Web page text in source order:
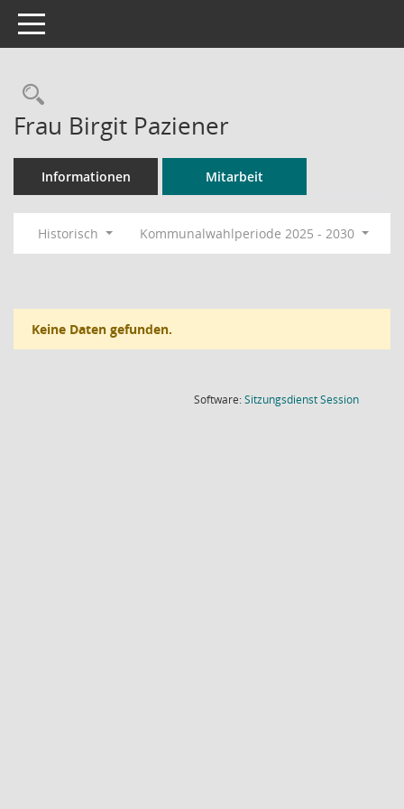
Toggle navigation
Rechercheauswahl
Frau Birgit Paziener
Informationen Mitarbeit
Historisch Kommunalwahlperiode 2025 - 2030
Keine Daten gefunden.
Software:SitzungsdienstSession(Wird in